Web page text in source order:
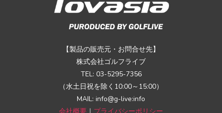
【製品の販売元・お問合せ先】
株式会社ゴルフライブ
TEL: 03-5295-7356
（水土日祝を除く10:00～15:00）
MAIL: info@g-live:info